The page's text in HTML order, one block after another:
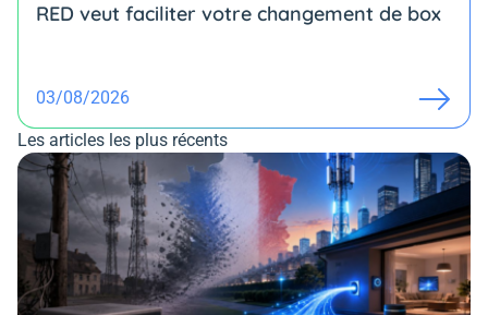
RED veut faciliter votre changement de box
03/08/2026
Les articles les plus récents